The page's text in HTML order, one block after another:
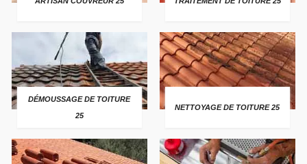
DÉMOUSSAGE DE TOITURE
25
NETTOYAGE DE TOITURE 25